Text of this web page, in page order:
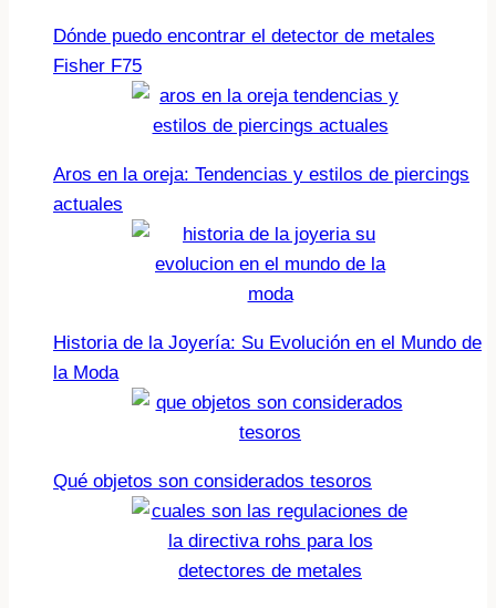
Dónde puedo encontrar el detector de metales
Fisher F75
Aros en la oreja: Tendencias y estilos de piercings
actuales
Historia de la Joyería: Su Evolución en el Mundo de
la Moda
Qué objetos son considerados tesoros